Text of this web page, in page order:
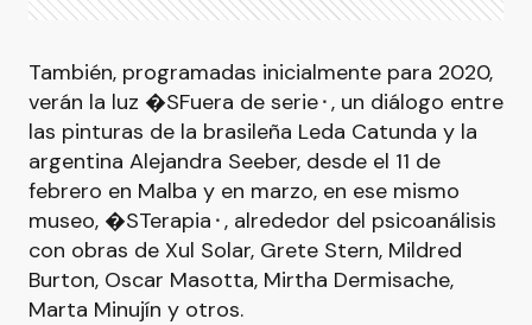
También, programadas inicialmente para 2020,
verán la luz �SFuera de serie⬝, un diálogo entre
las pinturas de la brasileña Leda Catunda y la
argentina Alejandra Seeber, desde el 11 de
febrero en Malba y en marzo, en ese mismo
museo, �STerapia⬝, alrededor del psicoanálisis
con obras de Xul Solar, Grete Stern, Mildred
Burton, Oscar Masotta, Mirtha Dermisache,
Marta Minujín y otros.